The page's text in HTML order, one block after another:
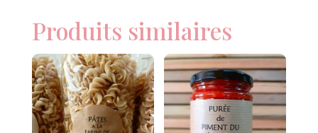
Produits similaires